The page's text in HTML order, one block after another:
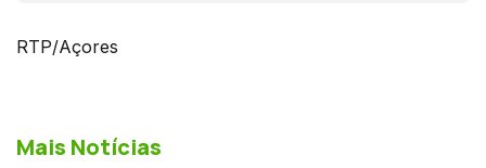
RTP/Açores
Mais Notícias